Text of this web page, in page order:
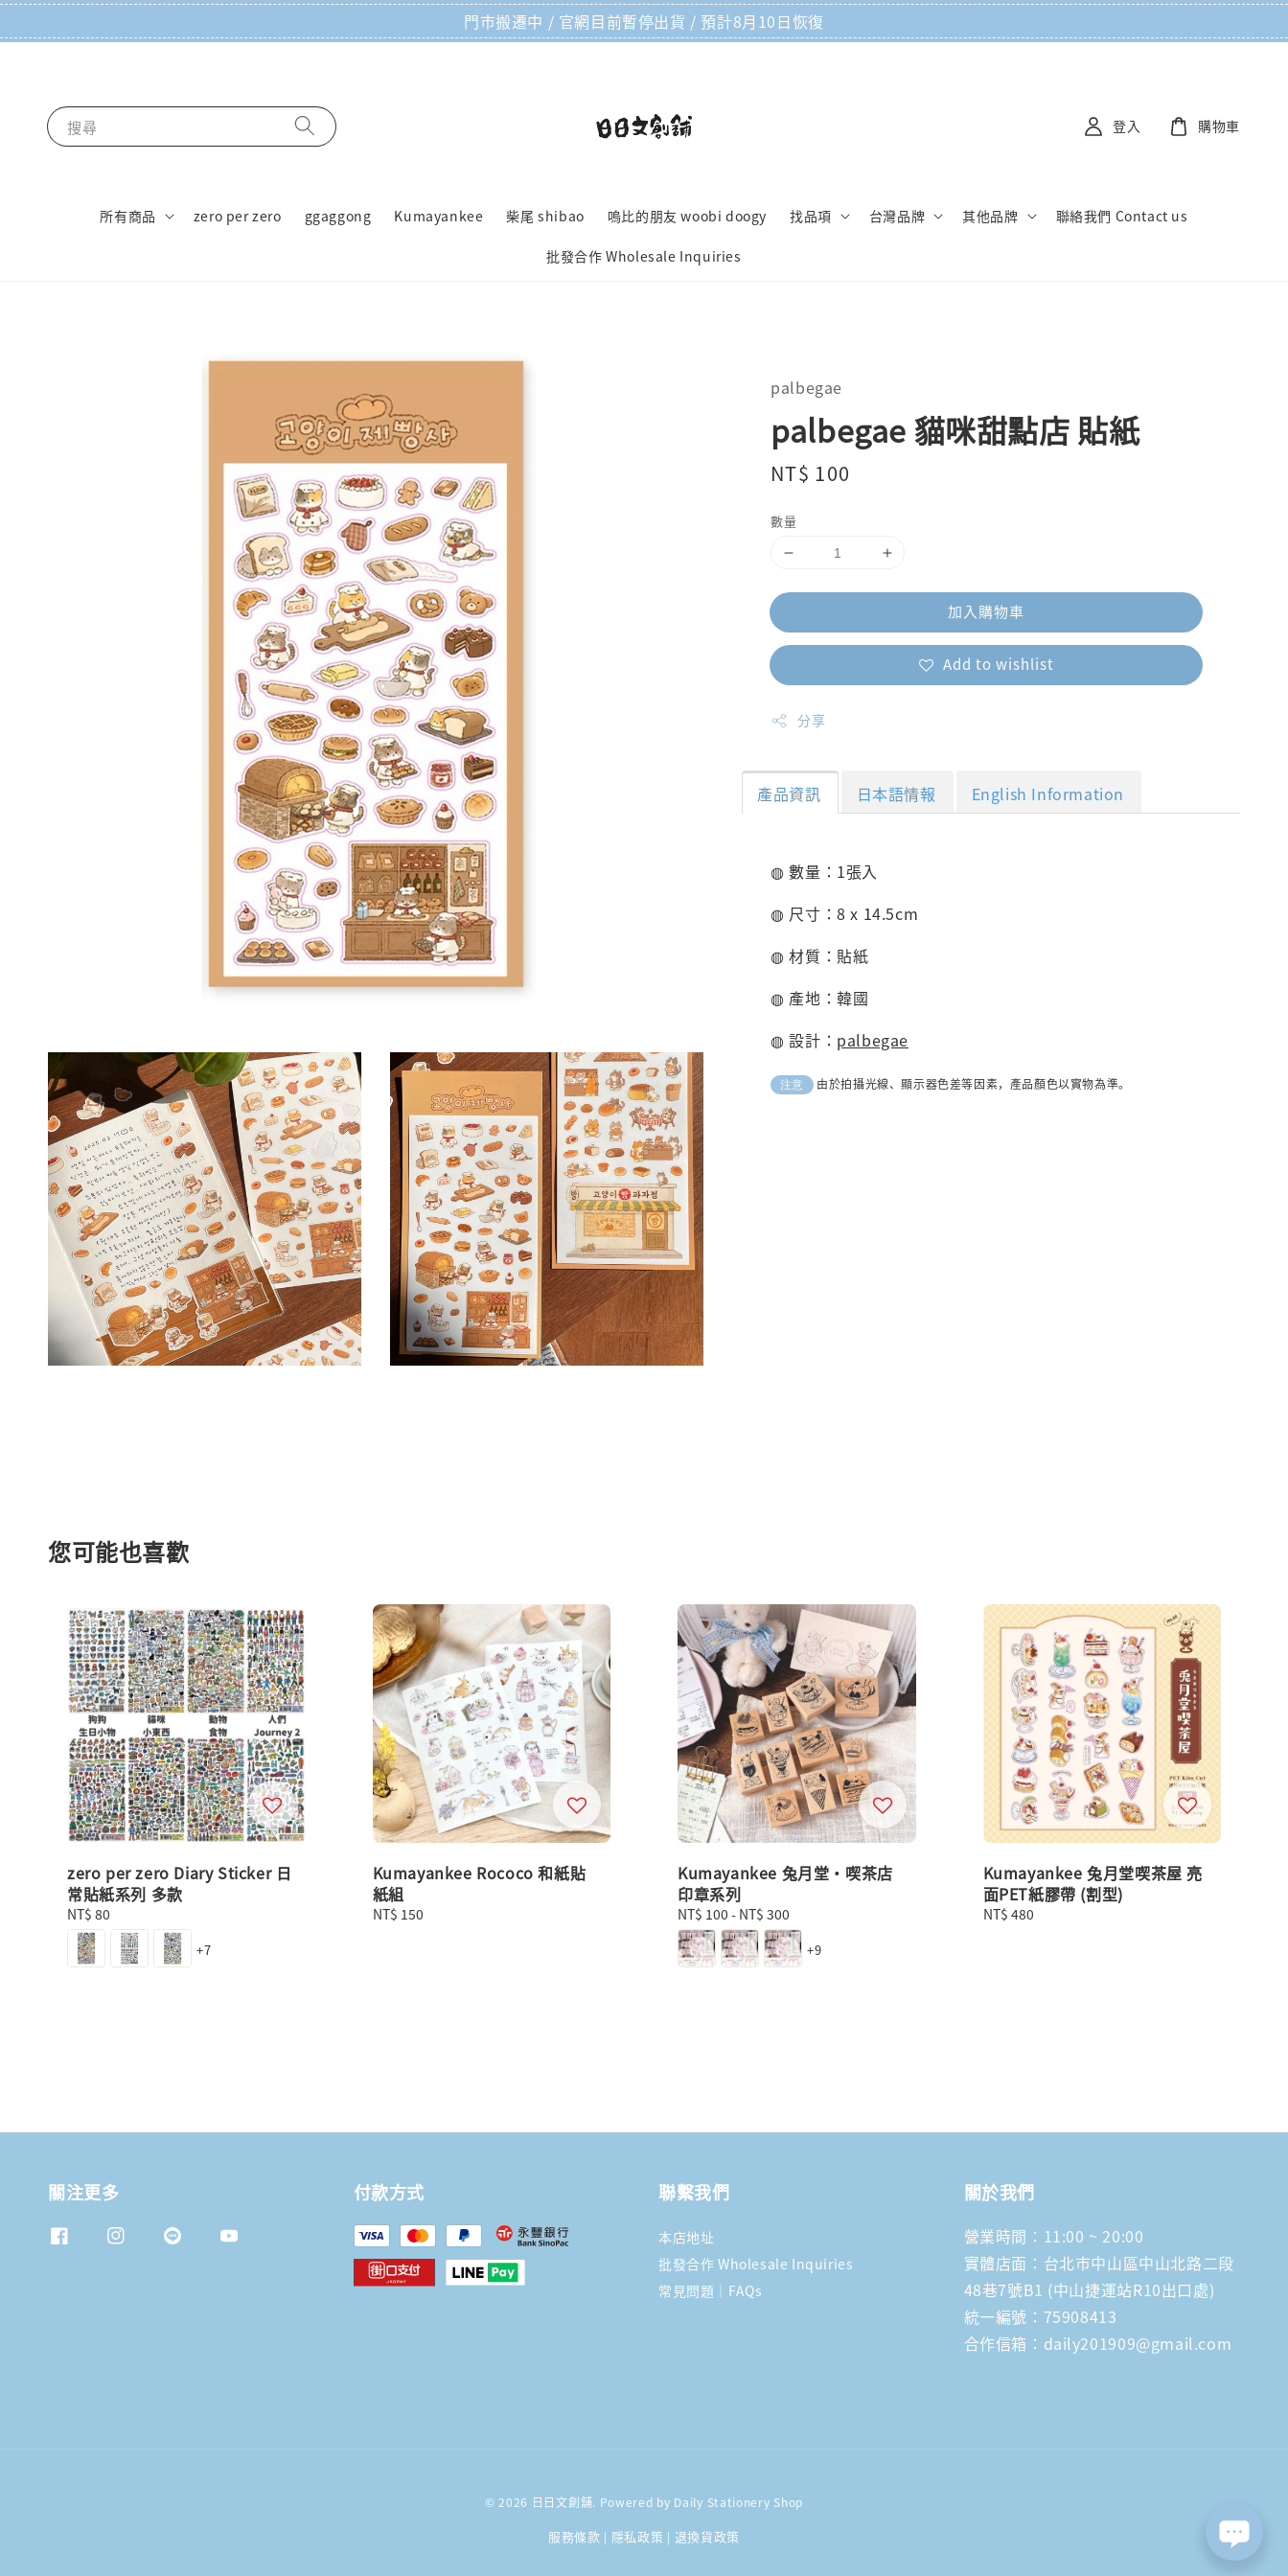
門市搬遷中 / 官網目前暫停出貨 / 預計8月10日恢復
搜尋
所有商品 zero per zero ggaggong Kumayankee 柴尾 shibao 嗚比的朋友 woobi doogy 找品項 台灣品牌 其他品牌 聯絡我們 Contact us
批發合作 Wholesale Inquiries
登入 購物車
palbegae
palbegae 貓咪甜點店 貼紙
Regular
NT$ 100
數量
加入購物車
Add to wishlist
分享
產品資訊 日本語情報 English Information
◍ 數量：1張入
◍ 尺寸：8 x 14.5cm
◍ 材質：貼紙
◍ 產地：韓國
◍ 設計： palbegae
注意 由於拍攝光線、顯示器色差等因素，產品顏色以實物為準。
您可能也喜歡
zero per zero Diary Sticker 日
常貼紙系列 多款
Regular
price
NT$ 80
+7
Kumayankee Rococo 和紙貼
紙組
Regular
NT$ 150
Kumayankee 兔月堂・喫茶店
印章系列
Regular
price
NT$ 100 - NT$ 300
+9
Kumayankee 兔月堂喫茶屋 亮
面PET紙膠帶 (割型)
Regular
NT$ 480
關注更多 付款方式 聯繫我們
本店地址
批發合作 Wholesale Inquiries
常見問題｜FAQs
關於我們
營業時間：11:00 ~ 20:00
實體店面：台北市中山區中山北路二段
48巷7號B1 (中山捷運站R10出口處)
統一編號：75908413
合作信箱：daily201909@gmail.com
© 2026 日日文創舖. Powered by Daily Stationery Shop
服務條款 | 隱私政策 | 退換貨政策